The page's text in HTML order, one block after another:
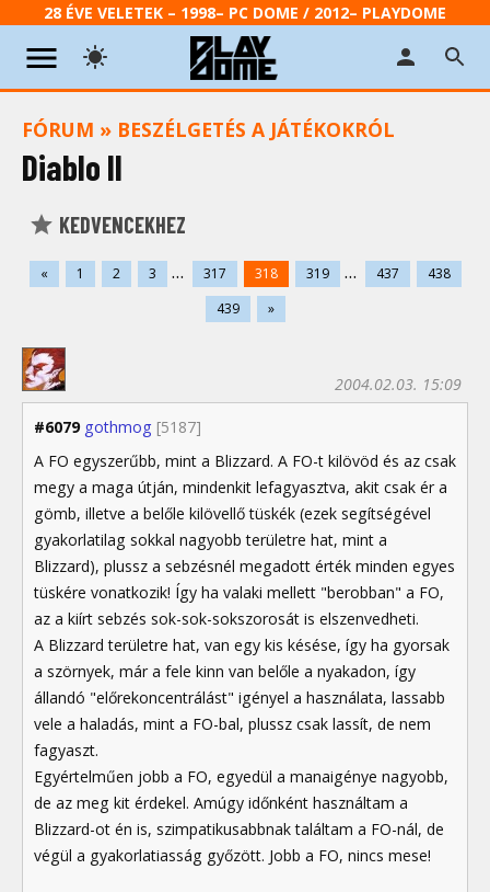
28 ÉVE VELETEK – 1998– PC DOME / 2012– PLAYDOME
FÓRUM » BESZÉLGETÉS A JÁTÉKOKRÓL
Diablo II
KEDVENCEKHEZ
« 1 2 3 ... 317 318 319 ... 437
438
439
»
#6079 gothmog [5187]
2004.02.03. 15:09
A FO egyszerűbb, mint a Blizzard. A FO-t kilövöd és az csak
megy a maga útján, mindenkit lefagyasztva, akit csak ér a
gömb, illetve a belőle kilövellő tüskék (ezek segítségével
gyakorlatilag sokkal nagyobb területre hat, mint a
Blizzard), plussz a sebzésnél megadott érték minden egyes
tüskére vonatkozik! Így ha valaki mellett "berobban" a FO,
az a kiírt sebzés sok-sok-sokszorosát is elszenvedheti.
A Blizzard területre hat, van egy kis késése, így ha gyorsak
a szörnyek, már a fele kinn van belőle a nyakadon, így
állandó "előrekoncentrálást" igényel a használata, lassabb
vele a haladás, mint a FO-bal, plussz csak lassít, de nem
fagyaszt.
Egyértelműen jobb a FO, egyedül a manaigénye nagyobb,
de az meg kit érdekel. Amúgy időnként használtam a
Blizzard-ot én is, szimpatikusabbnak találtam a FO-nál, de
végül a gyakorlatiasság győzött. Jobb a FO, nincs mese!